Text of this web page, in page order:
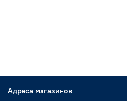
Адреса магазинов